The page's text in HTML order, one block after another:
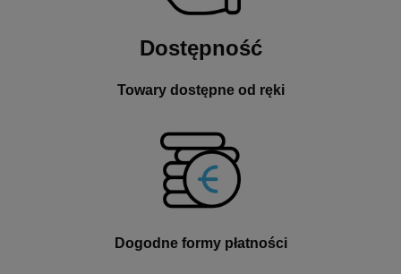
Dostępność
Towary dostępne od ręki
Dogodne formy płatności